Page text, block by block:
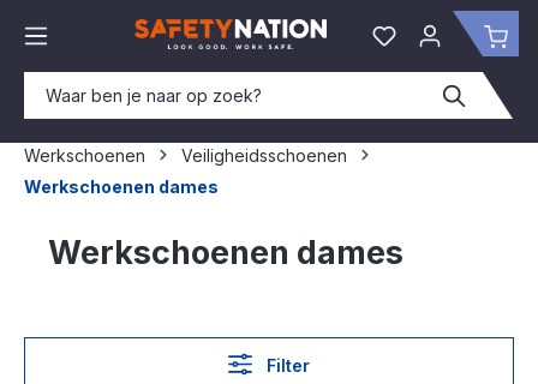
Je hebt 0 items
Werkschoenen
Veiligheidsschoenen
Werkschoenen dames
Werkschoenen dames
Filter